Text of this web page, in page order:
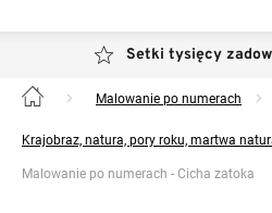
Setki tysięcy
Home Malowanie po numerach
Krajobraz, natura, pory roku, martwa
Malowanie po numerach - Cicha zatoka